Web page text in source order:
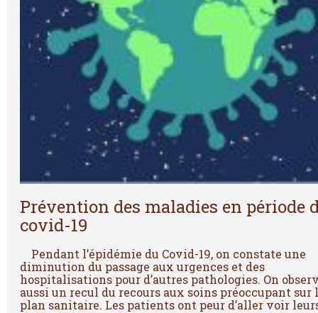
Prévention des maladies en période
covid-19
Pendant l’épidémie du Covid-19, on constate une
diminution du passage aux urgences et des
hospitalisations pour d’autres pathologies. On
aussi un recul du recours aux soins préoccupant sur
plan sanitaire. Les patients ont peur d’aller voir